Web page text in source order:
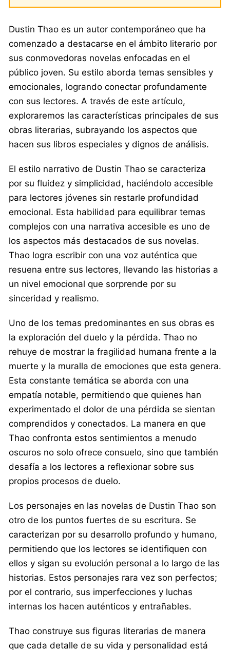
Dustin Thao es un autor contemporáneo que ha
comenzado a destacarse en el ámbito literario por
sus conmovedoras novelas enfocadas en el
público joven. Su estilo aborda temas sensibles y
emocionales, logrando conectar profundamente
con sus lectores. A través de este artículo,
exploraremos las características principales de sus
obras literarias, subrayando los aspectos que
hacen sus libros especiales y dignos de análisis.
El estilo narrativo de Dustin Thao se caracteriza
por su fluidez y simplicidad, haciéndolo accesible
para lectores jóvenes sin restarle profundidad
emocional. Esta habilidad para equilibrar temas
complejos con una narrativa accesible es uno de
los aspectos más destacados de sus novelas.
Thao logra escribir con una voz auténtica que
resuena entre sus lectores, llevando las historias a
un nivel emocional que sorprende por su
sinceridad y realismo.
Uno de los temas predominantes en sus obras es
la exploración del duelo y la pérdida. Thao no
rehuye de mostrar la fragilidad humana frente a la
muerte y la muralla de emociones que esta genera.
Esta constante temática se aborda con una
empatía notable, permitiendo que quienes han
experimentado el dolor de una pérdida se sientan
comprendidos y conectados. La manera en que
Thao confronta estos sentimientos a menudo
oscuros no solo ofrece consuelo, sino que también
desafía a los lectores a reflexionar sobre sus
propios procesos de duelo.
Los personajes en las novelas de Dustin Thao son
otro de los puntos fuertes de su escritura. Se
caracterizan por su desarrollo profundo y humano,
permitiendo que los lectores se identifiquen con
ellos y sigan su evolución personal a lo largo de las
historias. Estos personajes rara vez son perfectos;
por el contrario, sus imperfecciones y luchas
internas los hacen auténticos y entrañables.
Thao construye sus figuras literarias de manera
que cada detalle de su vida y personalidad está